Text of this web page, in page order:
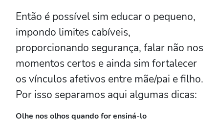
Então é possível sim educar o pequeno,
impondo limites cabíveis,
proporcionando segurança, falar não nos
momentos certos e ainda sim fortalecer
os vínculos afetivos entre mãe/pai e filho.
Por isso separamos aqui algumas dicas:
Olhe nos olhos quando for ensiná-lo